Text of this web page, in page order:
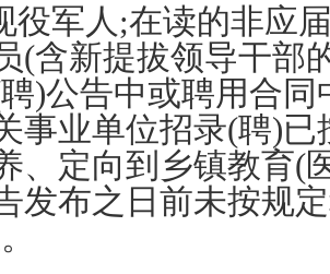
军人;在读的非应届
(含新提拔领导干部
)公告中或聘用合
事业单位招录(聘)
、定向到乡镇教育(
发布之日前未按规